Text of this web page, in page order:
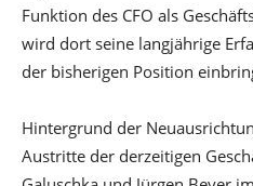
Funktion des CFO als
wird dort seine langjährige
der bisherigen Position
Hintergrund der
Austritte der derzeitigen